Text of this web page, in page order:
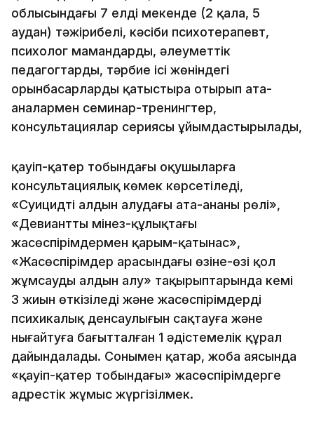
облысындағы 7 елді мекенде (2 қала, 5
аудан) тәжірибелі, кәсіби психотерапевт,
психолог мамандарды, әлеуметтік
педагогтарды, тәрбие ісі жөніндегі
орынбасарларды қатыстыра отырып ата-
аналармен семинар-тренингтер,
консультациялар сериясы ұйымдастырылады,
қауіп-қатер тобындағы оқушыларға
консультациялық көмек көрсетіледі,
«Суицидтің алдын алудағы ата-ананың рөлі»,
«Девиантты мінез-құлықтағы
жасөспірімдермен қарым-қатынас»,
«Жасөспірімдер арасындағы өзіне-өзі қол
жұмсаудың алдын алу» тақырыптарында кемі
3 жиын өткізіледі және жасөспірімдердің
психикалық денсаулығын сақтауға және
нығайтуға бағытталған 1 әдістемелік құрал
дайындалады. Сонымен қатар, жоба аясында
«қауіп-қатер тобындағы» жасөспірімдерге
адрестік жұмыс жүргізілмек.